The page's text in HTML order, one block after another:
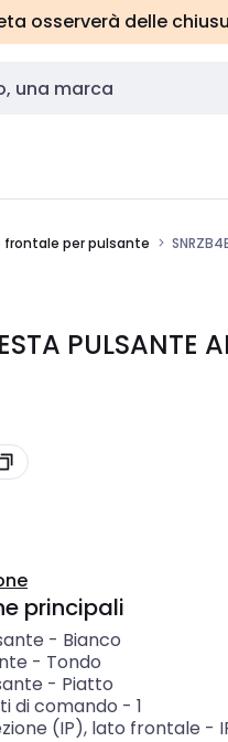
osserverà delle
frontale per pulsante
PULSANTE
principali
- Bianco
- Tondo
- Piatto
di comando - 1
(IP), lato frontale -